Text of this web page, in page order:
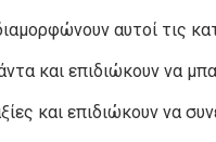
αυτοί τις
και επιδιώκουν να
και επιδιώκουν να